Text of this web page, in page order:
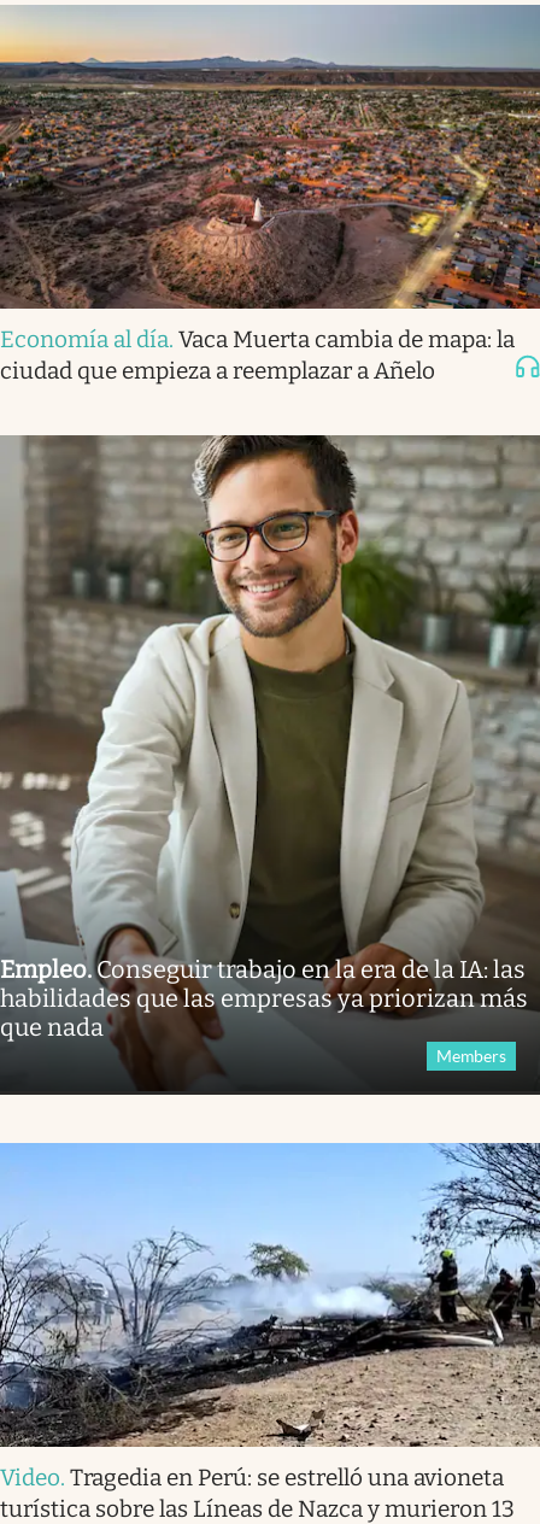
Economía al día. Vaca Muerta cambia de mapa: la
ciudad que empieza a reemplazar a Añelo
Empleo.Conseguir trabajo en la era de la IA: las
habilidades que las empresas ya priorizan más
que nada
Members
Video. Tragedia en Perú: se estrelló una avioneta
turística sobre las Líneas de Nazca y murieron 13